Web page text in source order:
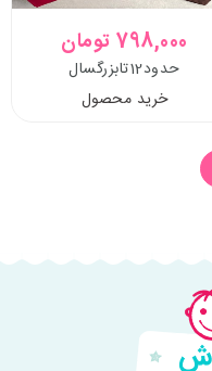
798,000 تومان
حدود12تابزرگسال
خرید محصول